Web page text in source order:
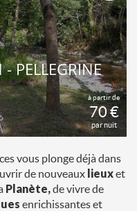
à partir de
70 €
par nuit
- PELLEGRINE
vous plonge déjà dans
de nouveaux lieuxet
Planète,de vivre de
enrichissantes et